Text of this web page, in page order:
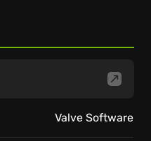
Valve Software